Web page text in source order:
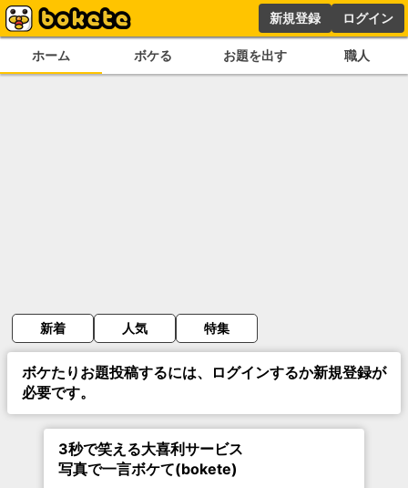
新規登録 ログイン
ホーム ボケる お題を出す 職人
新着 人気 特集
ボケたりお題投稿するには、ログインするか新規登録が
必要です。
3秒で笑える大喜利サービス
写真で一言ボケて(bokete)